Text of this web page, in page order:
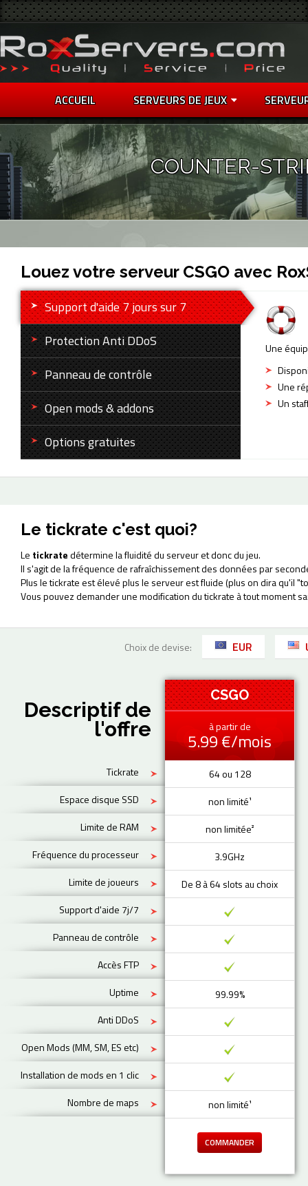
ACCUEIL SERVEURS DE JEUX
COUNTER-
Louez votre serveur CSGO avec
Support d'aide 7 jours sur 7
Protection Anti DDoS
Panneau de contrôle
Open mods & addons
Options gratuites
Une
Une
Un
Le tickrate c'est quoi?
Le tickratedétermine la fluidité du serveur et donc du jeu.
Il s'agit de la fréquence de rafraîchissement des données par
Plus le tickrate est élevé plus le serveur est fluide (plus on dira qu'il
Vous pouvez demander une modification du tickrate à tout moment
Choix de devise: EUR
Descriptif de
l'offre
Tickrate
Espace disque SSD
Limite de RAM
Fréquence du processeur
Limite de joueurs
Support d'aide 7j/7
Panneau de contrôle
Accès FTP
Uptime
Anti DDoS
Open Mods (MM, SM, ES etc)
Installation de mods en 1 clic
Nombre de maps
CSGO
à partir de
5.99 €/mois
64 ou 128
non limité¹
non limitée²
3.9GHz
De 8 à 64 slots au choix
99.99%
non limité¹
COMMANDER